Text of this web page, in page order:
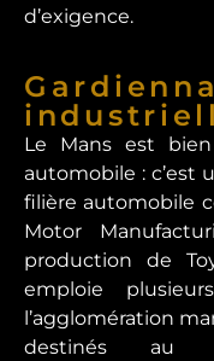
d’exigence.
Le Mans est
automobile : c’est
filière automobile
Motor
production de
emploie
l’agglomération
destinés au